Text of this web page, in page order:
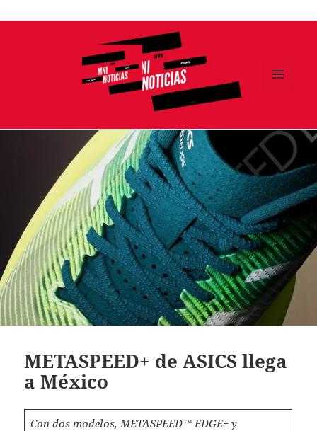
Ir
METASPEED+ de ASICS llega
a México
Con dos modelos, METASPEED™ EDGE+ y